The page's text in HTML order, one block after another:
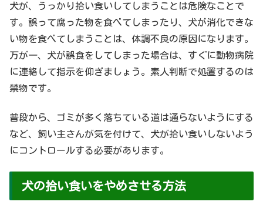
犬が、うっかり拾い食いしてしまうことは危険なことで
す。誤って腐った物を食べてしまったり、犬が消化できな
い物を食べてしまうことは、体調不良の原因になります。
万が一、犬が誤食をしてしまった場合は、すぐに動物病院
に連絡して指示を仰ぎましょう。素人判断で処置するのは
禁物です。
普段から、ゴミが多く落ちている道は通らないようにする
など、飼い主さんが気を付けて、犬が拾い食いしないよう
にコントロールする必要があります。
犬の拾い食いをやめさせる方法